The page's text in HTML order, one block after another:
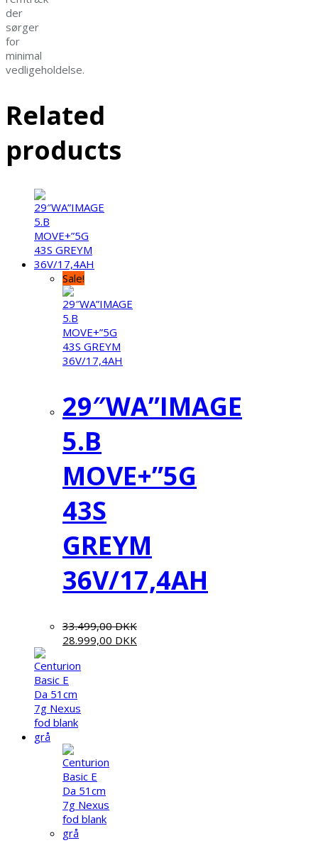
der
sørger
for
minimal
vedligeholdelse.
Related
products
Sale!
29″WA”IMAGE
5.B
MOVE+”5G
43S
GREYM
36V/17,4AH
33.499,00DKK
28.999,00 DKK